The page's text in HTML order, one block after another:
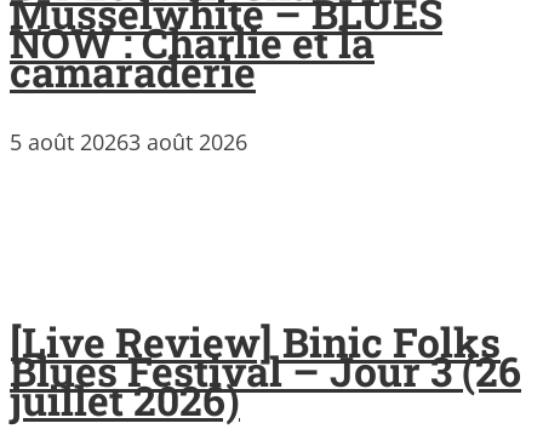
Musselwhite – BLUES
NOW : Charlie et la
camaraderie
5 août 20263 août 2026
[Live Review] Binic Folks
Blues Festival – Jour 3 (26
juillet 2026)